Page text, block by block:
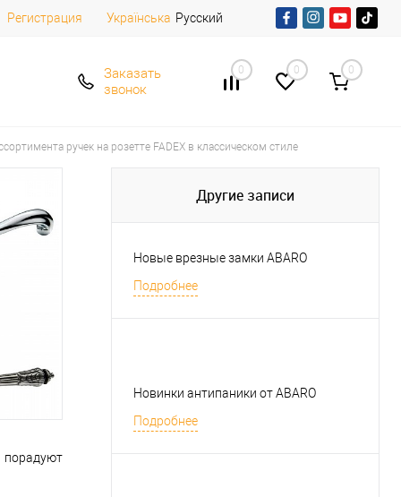
Регистрация Українська Русский
Заказать
звонок
0 0 0
ручек на розетте FADEX в классическом стиле
порадуют
Другие записи
Новые врезные замки ABARO
Подробнее
Новинки антипаники от ABARO
Подробнее